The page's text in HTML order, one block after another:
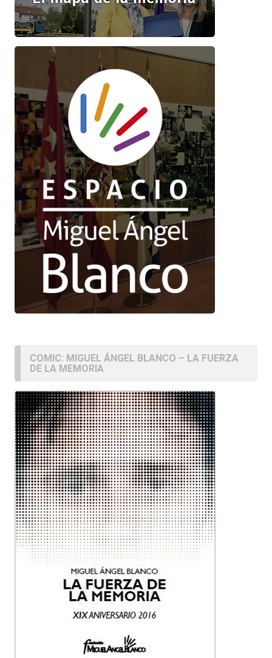
COMIC: MIGUEL ÁNGEL BLANCO – LA FUERZA
DE LA MEMORIA